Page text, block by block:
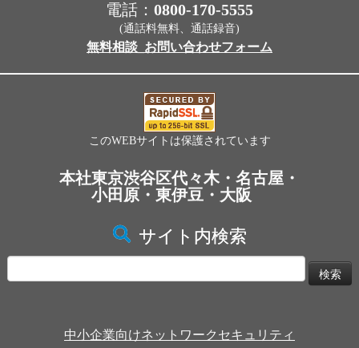
電話： 0800-170-5555
(通話料無料、通話録音)
無料相談_お問い合わせフォーム
このWEBサイトは保護されています
本社東京渋谷区代々木・名古屋・
小田原・東伊豆・大阪
サイト内検索
索:
中小企業向けネットワークセキュリティ